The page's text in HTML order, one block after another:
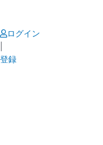
content
ログイン
登録